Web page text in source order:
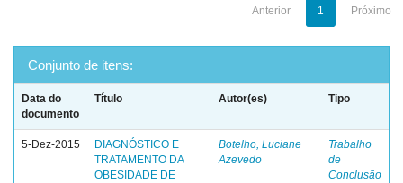
Anterior 1 Próximo
Conjunto de itens:
Data do
documento
Título Autor(es) Tipo
5-Dez-2015
DIAGNÓSTICO E
TRATAMENTO DA
OBESIDADE DE
Botelho, Luciane
Azevedo
Trabalho
de
Conclusão